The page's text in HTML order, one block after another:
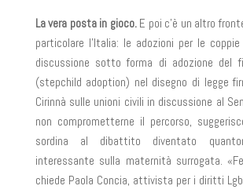
La vera posta in gioco.E poi c’è un altro
particolare l’Italia: le adozioni per le
discussione sotto forma di adozione del
(stepchild adoption) nel disegno di legge
Cirinnà sulle unioni civili in discussione al
non comprometterne il percorso,
sordina al dibattito diventato
interessante sulla maternità surrogata.
chiede Paola Concia, attivista per i diritti